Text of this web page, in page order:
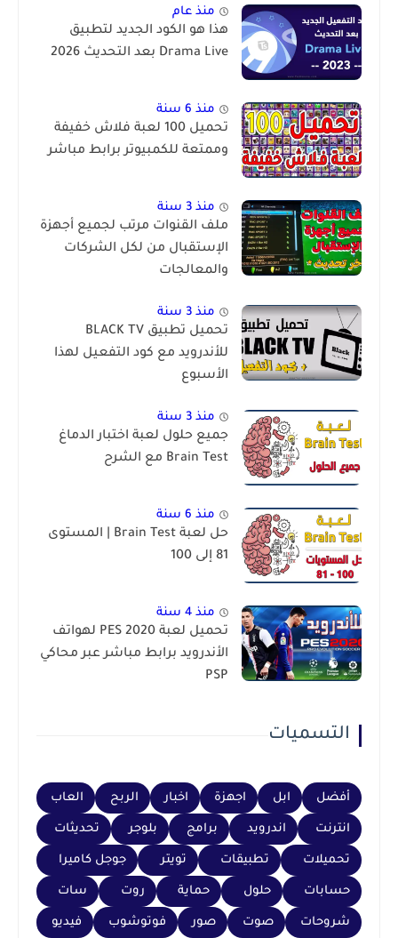
منذ عام
هذا هو الكود الجديد لتطبيق
Drama Live بعد التحديث 2026
منذ 6 سنة
تحميل 100 لعبة فلاش خفيفة
وممتعة للكمبيوتر برابط مباشر
منذ 3 سنة
ملف القنوات مرتب لجميع أجهزة
الإستقبال من لكل الشركات
والمعالجات
منذ 3 سنة
تحميل تطبيق BLACK TV
للأندرويد مع كود التفعيل لهذا
الأسبوع
منذ 3 سنة
جميع حلول لعبة اختبار الدماغ
Brain Test مع الشرح
منذ 6 سنة
حل لعبة Brain Test | المستوى
81 إلى 100
منذ 4 سنة
تحميل لعبة PES 2020 لهواتف
الأندرويد برابط مباشر عبر محاكي
PSP
التسميات
أفضل ابل اجهزة اخبار الربح العاب
انترنت اندرويد برامج بلوجر تحديثات
تحميلات تطبيقات تويتر جوجل كاميرا
حسابات حلول حماية روت سات
شروحات صوت صور فوتوشوب فيديو